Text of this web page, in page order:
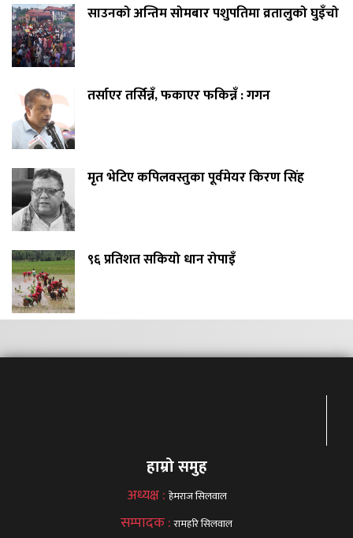
साउनको अन्तिम सोमबार पशुपतिमा व्रतालुको घुइँचो
तर्साएर तर्सिन्नँ, फकाएर फकिन्नँ : गगन
मृत भेटिए कपिलवस्तुका पूर्वमेयर किरण सिंह
९६ प्रतिशत सकियो धान रोपाइँ
हाम्रो समुह
अध्यक्ष : हेमराज सिलवाल
सम्पादक :रामहरि सिलवाल